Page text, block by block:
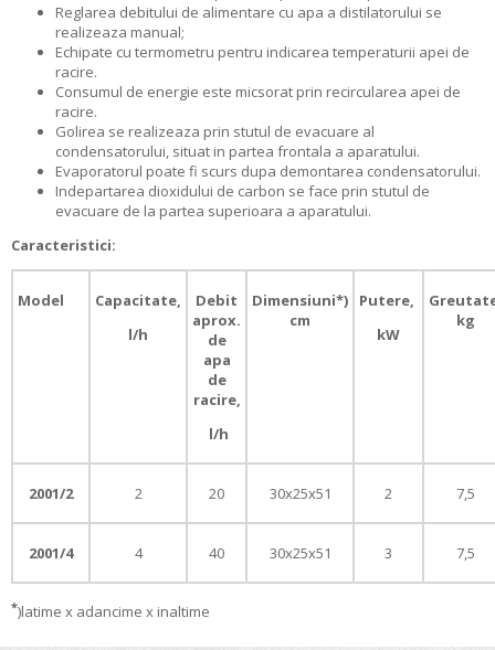
Reglarea debitului de alimentare cu apa a distilatorului se
realizeaza manual;
Echipate cu termometru pentru indicarea temperaturii apei de
racire.
Consumul de energie este micsorat prin recircularea apei de
racire.
Golirea se realizeaza prin stutul de evacuare al
condensatorului, situat in partea frontala a aparatului.
Evaporatorul poate fi scurs dupa demontarea condensatorului.
Indepartarea dioxidului de carbon se face prin stutul de
evacuare de la partea superioara a aparatului.
Caracteristici:
Model
Capacitate,
l/h
Debit
aprox.
de
apa
de
racire,
l/h
Dimensiuni*)
cm
Putere,
kW
kg
2001/2 2 20 30x25x51 2 7,5
2001/4 4 40 30x25x51 3 7,5
*)latime x adancime x inaltime